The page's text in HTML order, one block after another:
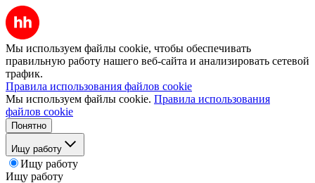
Мы используем файлы cookie, чтобы обеспечивать
правильную работу нашего веб-сайта и анализировать сетевой
трафик.
Правила использования файлов cookie
Мы используем файлы cookie. Правила использования
файлов cookie
Понятно
Ищу работу
Ищу работу
Ищу работу